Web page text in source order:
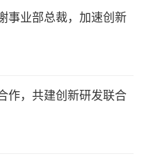
事业部总裁，加速创新
作，共建创新研发联合